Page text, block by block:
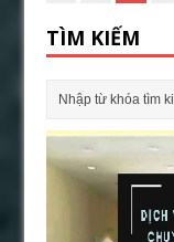
TÌM KIẾM